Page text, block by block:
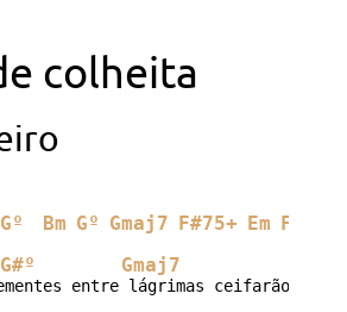
colheita
Gº Bm Gº Gmaj7 F#75+ Em F#
G#º Gmaj7
entre lágrimas ceifarão